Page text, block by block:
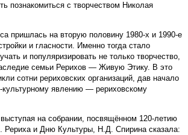
познакомиться с творчеством Николая
пришлась на вторую половину 1980-х и 1990-е
и гласности. Именно тогда стало
и популяризировать не только творчество,
семьи Рерихов — Живую Этику. В это
сотни рериховских организаций, дав начало
явлению — рериховскому
на собрании, посвящённом 120-летию
Рериха и Дню Культуры, Н.Д. Спирина сказала: